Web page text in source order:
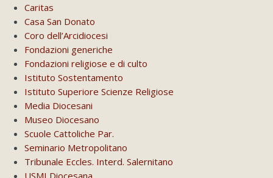
Caritas
Casa San Donato
Coro dell’Arcidiocesi
Fondazioni generiche
Fondazioni religiose e di culto
Istituto Sostentamento
Istituto Superiore Scienze Religiose
Media Diocesani
Museo Diocesano
Scuole Cattoliche Par.
Seminario Metropolitano
Tribunale Eccles. Interd. Salernitano
USMI Diocesana